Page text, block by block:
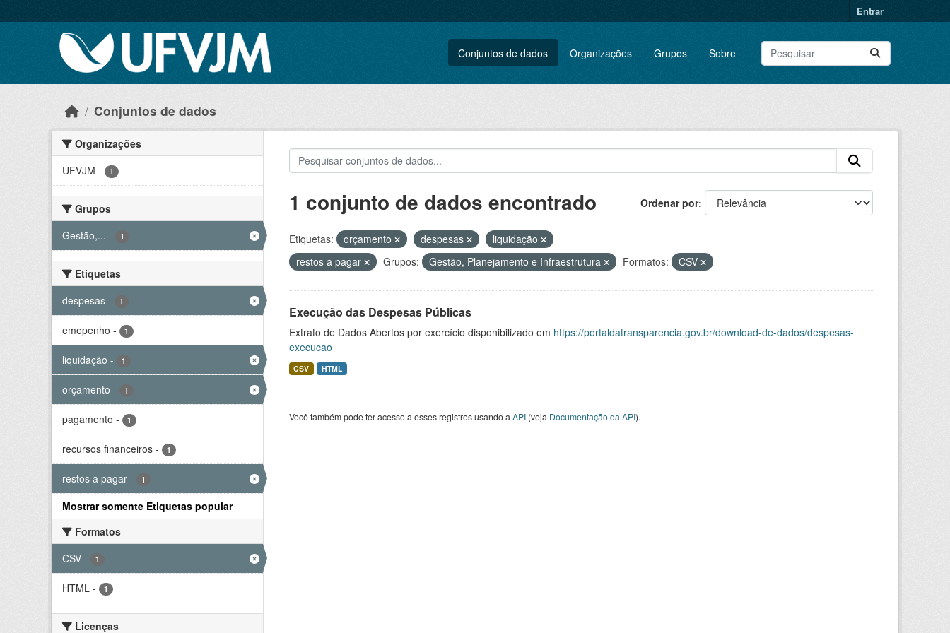
Entrar
Conjuntos de dados Organizações Grupos Sobre
Conjuntos de dados
Organizações
UFVJM - 1
Grupos
Gestão,... - 1
Etiquetas
despesas - 1
emepenho - 1
liquidação - 1
orçamento - 1
pagamento - 1
recursos financeiros - 1
restos a pagar - 1
Mostrar somente Etiquetas popular
Formatos
CSV - 1
HTML - 1
Licenças
Ordenar por
1 conjunto de dados encontrado
Etiquetas: orçamento despesas
liquidação
restos a pagar
Grupos: Gestão, Planejamento e Infraestrutura Formatos: CSV
Execução das Despesas Públicas
Extrato de Dados Abertos por exercício disponibilizado em https://portaldatransparencia.gov.br/download-de-dados/despesas-
execucao
CSV HTML
Você também pode ter acesso a esses registros usando a API(veja Documentação da API).